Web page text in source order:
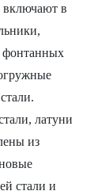
включают в
фонтанных
латуни
из
стали и